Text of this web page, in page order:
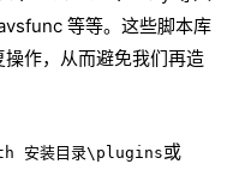
等等。这些脚本库
作，从而避免我们再造
安装目录\plugins或